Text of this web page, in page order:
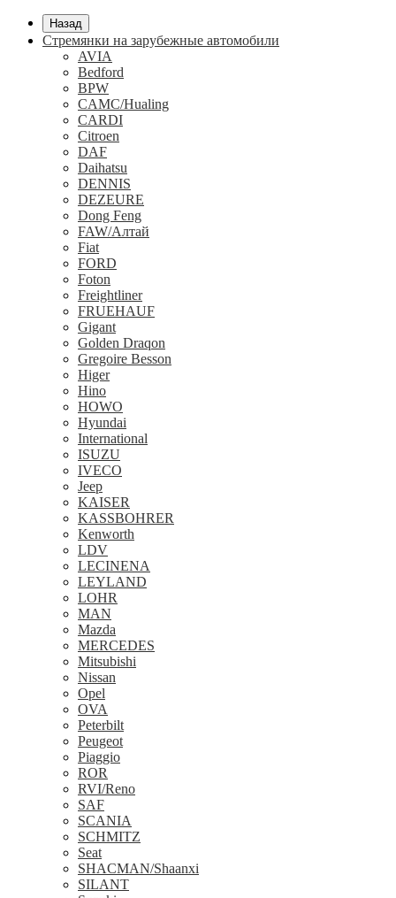
Назад
Стремянки на зарубежные автомобили
AVIA
Bedford
BPW
CAMC/Hualing
CARDI
Citroen
DAF
Daihatsu
DENNIS
DEZEURE
Dong Feng
FAW/Алтай
Fiat
FORD
Foton
Freightliner
FRUEHAUF
Gigant
Golden Draqon
Gregoire Besson
Higer
Hino
HOWO
Hyundai
International
ISUZU
IVECO
Jeep
KAISER
KASSBOHRER
Kenworth
LDV
LECINENA
LEYLAND
LOHR
MAN
Mazda
MERCEDES
Mitsubishi
Nissan
Opel
OVA
Peterbilt
Peugeot
Piaggio
ROR
RVI/Reno
SAF
SCANIA
SCHMITZ
Seat
SHACMAN/Shaanxi
SILANT